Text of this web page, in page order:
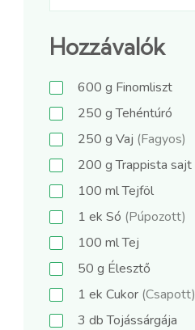
Hozzávalók
600 g Finomliszt
250 gTehéntúró
250 g Vaj (Fagyos)
200 gTrappista sajt
100 mlTejföl
1 ek Só (Púpozott)
100 mlTej
50 g Élesztő
1 ek Cukor (Csapott)
3 dbTojássárgája